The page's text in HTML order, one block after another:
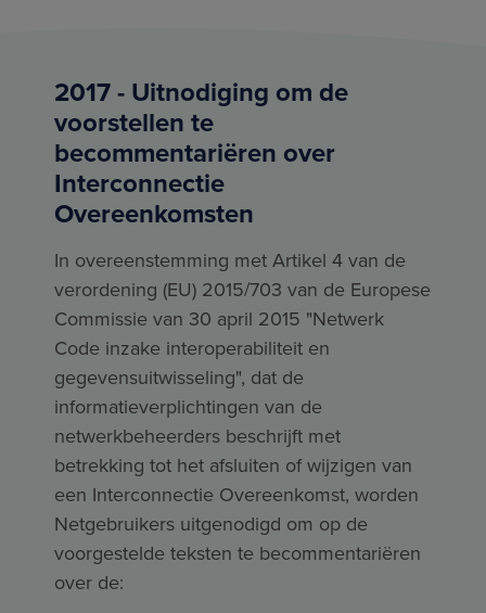
2017 - Uitnodiging om de
voorstellen te
becommentariëren over
Interconnectie
Overeenkomsten
In overeenstemming met Artikel 4 van de
verordening (EU) 2015/703 van de Europese
Commissie van 30 april 2015 "Netwerk
Code inzake interoperabiliteit en
gegevensuitwisseling", dat de
informatieverplichtingen van de
netwerkbeheerders beschrijft met
betrekking tot het afsluiten of wijzigen van
een Interconnectie Overeenkomst, worden
Netgebruikers uitgenodigd om op de
voorgestelde teksten te becommentariëren
over de: